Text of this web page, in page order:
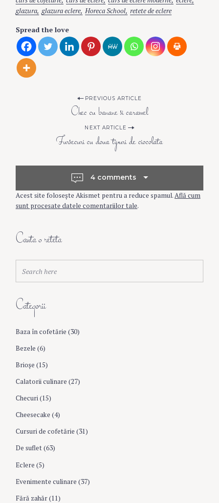
glazura glazura eclere Horeca School retete de eclere
Spread the love
s
t
n
a
v
i
g
a
t
i
o
n
PREVIOUS ARTICLE
Chec cu banane si caramel
NEXT ARTICLE
Fursecuri cu doua tipuri de ciocolata
4 comments
Acest site folosește Akismet pentru a reduce spamul.Află cum
sunt procesate datele comentariilor tale.
Cauta o reteta
a
c
o
r
Categorii
Baza în cofetărie (30)
Bezele (6)
Brioşe (15)
Calatorii culinare (27)
Checuri(15)
Cheesecake (4)
Cursuri de cofetărie (31)
De suflet(63)
Eclere (5)
Evenimente culinare (37)
Fără zahăr(11)